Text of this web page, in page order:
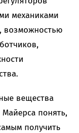
механиками
возможностью
вещества
понять,
получить